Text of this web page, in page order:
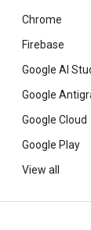
Chrome
Firebase
Google AI
Google
Google Cloud
Google Play
View all